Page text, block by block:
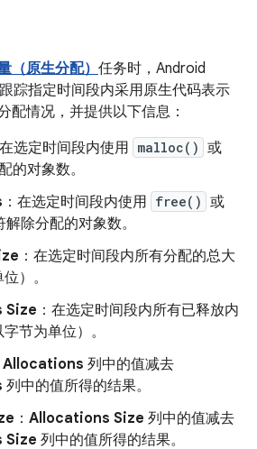
（原生分配） 任务时，Android
踪指定时间段内采用原生代码表示
配情况，并提供以下信息：
在选定时间段内使用 malloc() 或
的对象数。
：在选定时间段内使用 free() 或
解除分配的对象数。
：在选定时间段内所有分配的总大
）。
Size ：在选定时间段内所有已释放内
节为单位）。
Allocations 列中的值减去
列中的值所得的结果。
： Allocations Size 列中的值减去
Size 列中的值所得的结果。